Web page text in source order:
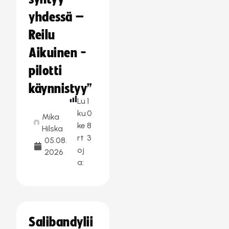
yhdessä –
Reilu
Aikuinen -
pilotti
käynnistyy”
Mika
Hilska
05.08.
2026
Lu
ku
ke
rt
oj
a:
1
0
8
3
Salibandylii